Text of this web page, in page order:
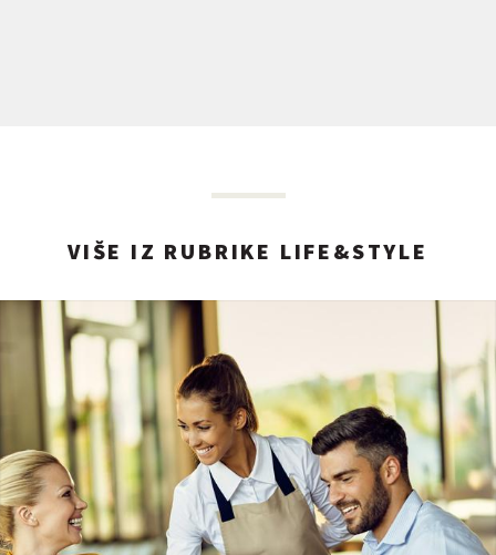
VIŠE IZ RUBRIKE LIFE&STYLE